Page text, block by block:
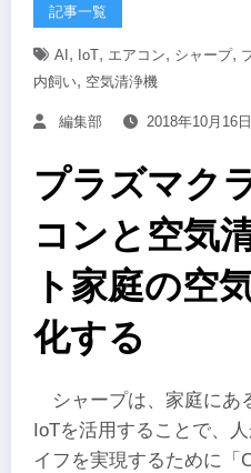
記事一覧
AI , IoT, エアコン, シャープ,
内飼い, 空気清浄機
編集部 2018年10月16日
プラズマク
コンと空気
ト家庭の空
化する
シャープは、家庭にあ
IoTを活用することで、
イフを実現するために「